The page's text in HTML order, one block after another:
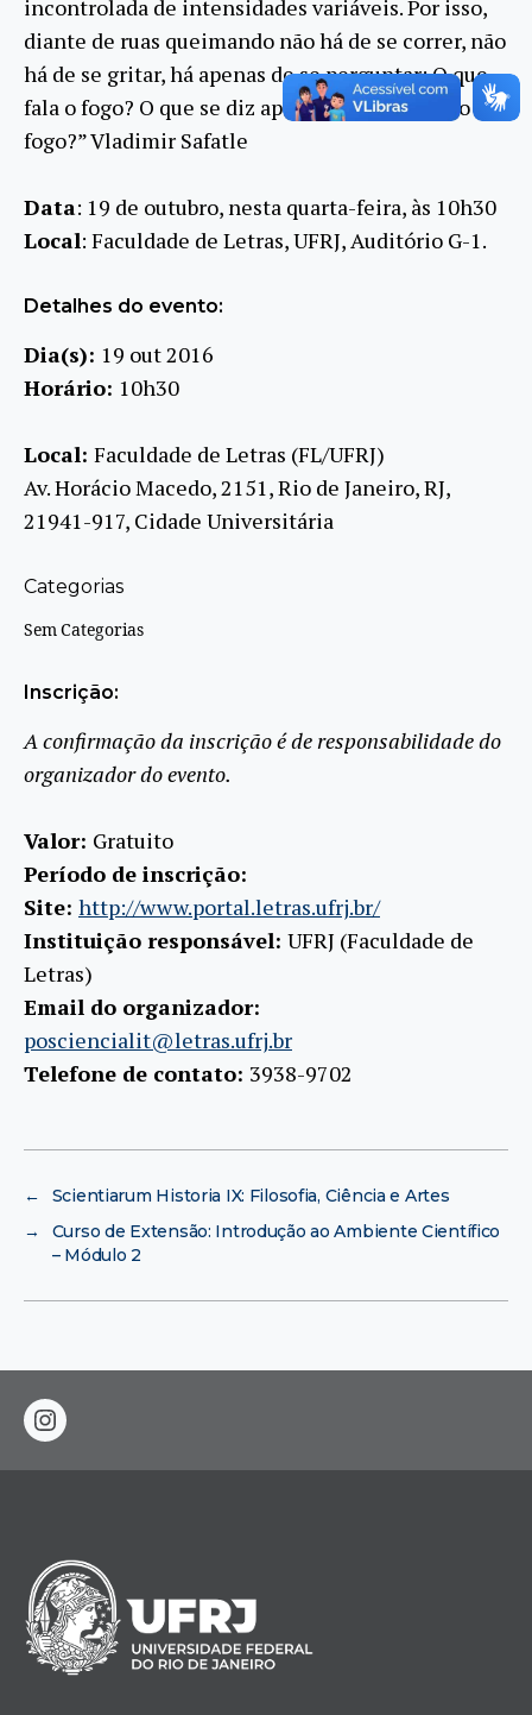
incontrolada de intensidades variáveis. Por isso,
diante de ruas queimando não há de se correr, não
há de se gritar, há apenas de se perguntar: O que
fala o fogo? O que se diz apenas sob a forma do
fogo?” Vladimir Safatle
Data: 19 de outubro, nesta quarta-feira, às 10h30
Local: Faculdade de Letras, UFRJ, Auditório G-1.
Detalhes do evento:
Dia(s): 19 out 2016
Horário: 10h30
Local: Faculdade de Letras (FL/UFRJ)
Av. Horácio Macedo, 2151, Rio de Janeiro, RJ,
21941-917, Cidade Universitária
Categorias
Sem Categorias
Inscrição:
A confirmação da inscrição é de responsabilidade do
organizador do evento.
Valor: Gratuito
Período de inscrição:
Site: http://www.portal.letras.ufrj.br/
Instituição responsável: UFRJ (Faculdade de
Letras)
Email do organizador:
posciencialit@letras.ufrj.br
Telefone de contato: 3938-9702
←
Scientiarum Historia IX: Filosofia, Ciência e Artes
→
Curso de Extensão: Introdução ao Ambiente Científico
– Módulo 2
instagram